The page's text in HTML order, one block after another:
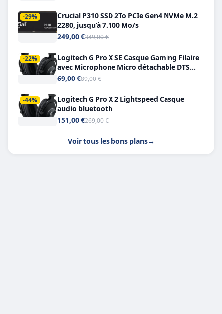
-29%
Crucial P310 SSD 2To PCIe Gen4 NVMe M.2
2280, jusqu’à 7.100 Mo/s
249,00 €349,00 €
-22%
Logitech G Pro X SE Casque Gaming Filaire
avec Microphone Micro détachable DTS
Headphone X 7.1
69,00 €89,00 €
-44%
Logitech G Pro X 2 Lightspeed Casque
audio bluetooth
151,00 €269,00 €
Voir tous les bons plans→